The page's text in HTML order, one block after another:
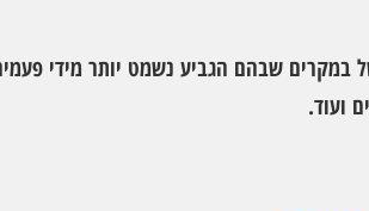
במקרים שבהם הגביע נשמט יותר מידי
ועוד.